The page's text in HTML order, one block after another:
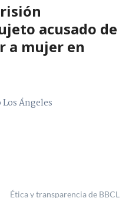
acusado de
a mujer en
Ángeles
Ética y transparencia de BBCL